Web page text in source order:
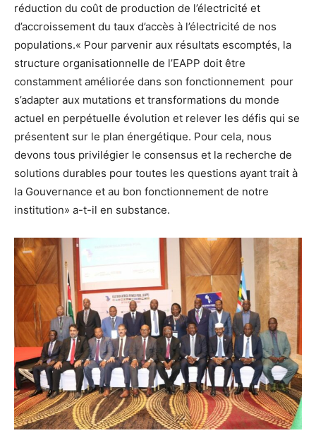
réduction du coût de production de l’électricité et
d’accroissement du taux d’accès à l’électricité de nos
populations.« Pour parvenir aux résultats escomptés, la
structure organisationnelle de l’EAPP doit être
constamment améliorée dans son fonctionnement pour
s’adapter aux mutations et transformations du monde
actuel en perpétuelle évolution et relever les défis qui se
présentent sur le plan énergétique. Pour cela, nous
devons tous privilégier le consensus et la recherche de
solutions durables pour toutes les questions ayant trait à
la Gouvernance et au bon fonctionnement de notre
institution» a-t-il en substance.